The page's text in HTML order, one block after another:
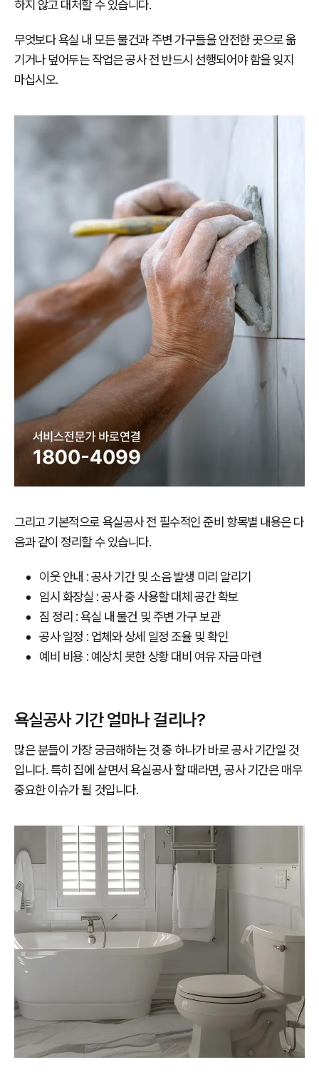
하지 않고 대처할 수 있습니다.
무엇보다 욕실 내 모든 물건과 주변 가구들을 안전한 곳으로 옮
기거나 덮어두는 작업은 공사 전 반드시 선행되어야 함을 잊지
마십시오.
그리고 기본적으로 욕실공사 전 필수적인 준비 항목별 내용은 다
음과 같이 정리할 수 있습니다.
이웃 안내 : 공사 기간 및 소음 발생 미리 알리기
임시 화장실 : 공사 중 사용할 대체 공간 확보
짐 정리 : 욕실 내 물건 및 주변 가구 보관
공사 일정 : 업체와 상세 일정 조율 및 확인
예비 비용 : 예상치 못한 상황 대비 여유 자금 마련
욕실공사 기간 얼마나 걸리나?
많은 분들이 가장 궁금해하는 것 중 하나가 바로 공사 기간일 것
입니다. 특히 집에 살면서 욕실공사 할 때라면, 공사 기간은 매우
중요한 이슈가 될 것입니다.